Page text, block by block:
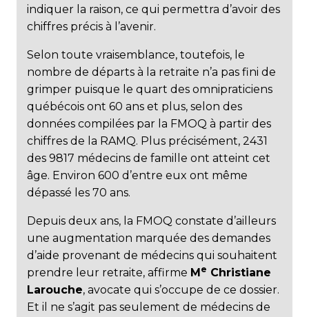
indiquer la raison, ce qui permettra d’avoir des
chiffres précis à l’avenir.
Selon toute vraisemblance, toutefois, le
nombre de départs à la retraite n’a pas fini de
grimper puisque le quart des omnipraticiens
québécois ont 60 ans et plus, selon des
données compilées par la FMOQ à partir des
chiffres de la RAMQ. Plus précisément, 2431
des 9817 médecins de famille ont atteint cet
âge. Environ 600 d’entre eux ont même
dépassé les 70 ans.
Depuis deux ans, la FMOQ constate d’ailleurs
une augmentation marquée des demandes
d’aide provenant de médecins qui souhaitent
prendre leur retraite, affirme M e Christiane
Larouche, avocate qui s’occupe de ce dossier.
Et il ne s’agit pas seulement de médecins de